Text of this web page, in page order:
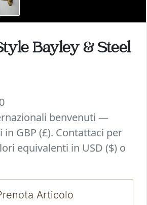
Bayley & Steel
benvenuti —
GBP (£). Contattaci per
equivalenti in USD ($) o
Articolo